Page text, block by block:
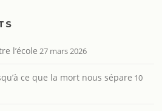
l’école 27 mars 2026
ce que la mort nous sépare 10